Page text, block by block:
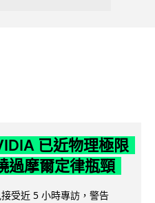
已近物理極限
過摩爾定律瓶頸
受近 5 小時專訪，警告